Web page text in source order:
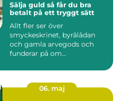
Sälja guld så får du bra
betalt på ett tryggt sätt
Allt fler ser över
smyckeskrinet, byrålådan
och gamla arvegods och
funderar på om
06. maj